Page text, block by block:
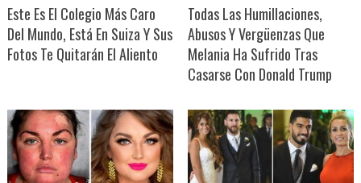
Este Es El Colegio Más Caro
Del Mundo, Está En Suiza Y Sus
Fotos Te Quitarán El Aliento
Todas Las Humillaciones,
Abusos Y Vergüenzas Que
Melania Ha Sufrido Tras
Casarse Con Donald Trump